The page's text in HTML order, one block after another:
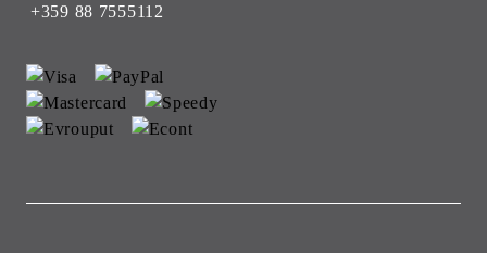
+359 88 7555112